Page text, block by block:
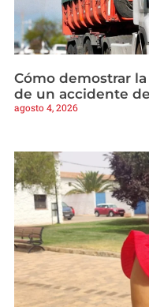
Cómo demostrar
de un accidente
agosto 4, 2026